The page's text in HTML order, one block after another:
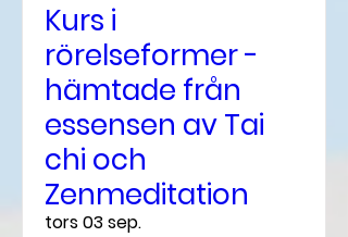
Kurs i
rörelseformer -
hämtade från
essensen av Tai
chi och
Zenmeditation
tors 03 sep.